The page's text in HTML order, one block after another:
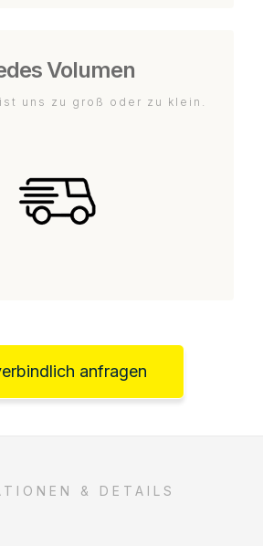
Volumen
uns zu groß oder zu klein.
anfragen
& DETAILS